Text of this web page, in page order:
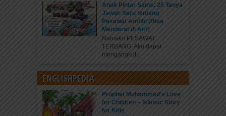
Anak Pintar Sains: 25 Tanya
Jawab Seru tentang
Pesawat Amfibi (Bisa
Mendarat di Air!)
Namaku PESAWAT
TERBANG. Aku dapat
mengangkut...
ENGLISHPEDIA
Prophet Muhammad’s Love
for Children – Islamic Story
for Kids